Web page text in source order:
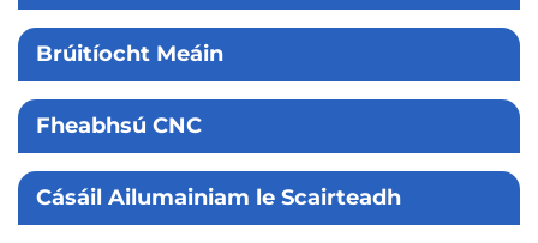
Teasáil Linn
Brúitíocht Meáin
Fheabhsú CNC
Cásáil Ailumainiam le Scairteadh